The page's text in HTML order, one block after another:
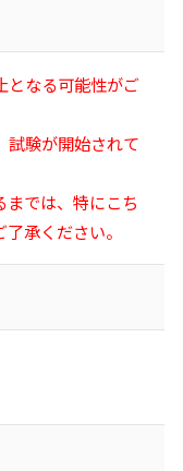
なる可能性がご
験が開始されて
では、特にこち
承ください。